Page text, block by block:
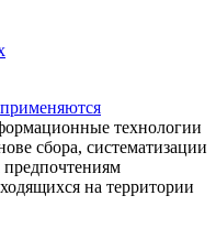
применяются
технологии
сбора, систематизации
предпочтениям
на территории